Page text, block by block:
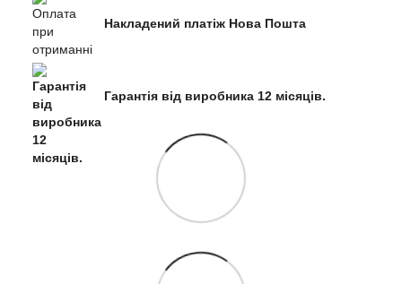
Накладений платіж Нова Пошта
Гарантія від виробника 12 місяців.